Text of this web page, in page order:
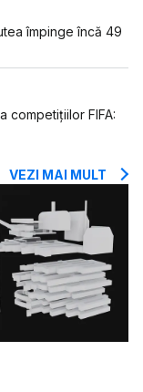
împinge încă 49
competițiilor FIFA:
VEZI MAI MULT